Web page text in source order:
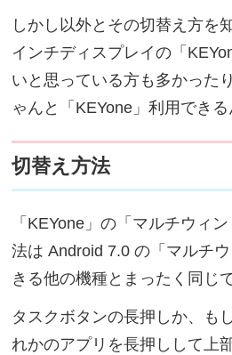
しかし以外とその切替え方を
インチディスプレイの「
いと思っている方も多かった
ゃんと「KEYone」利用できる
切替え方法
「KEYone」の「マルチウィ
法は Android 7.0 の「マルチ
きる他の機種とまったく同じで
タスクボタンの長押しか、も
れかのアプリを長押しして上